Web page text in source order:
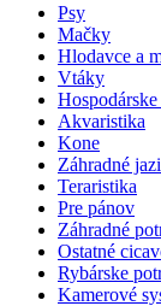
Psy
Mačky
Hlodavce a
Vtáky
Akvaristika
Kone
Záhradné
Teraristika
Pre pánov
Záhradné
Ostatné
Rybárske
Kamerové